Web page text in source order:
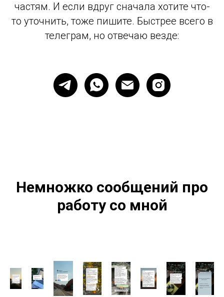
частям. И если вдруг сначала хотите что-
то уточнить, тоже пишите. Быстрее всего в
телеграм, но отвечаю везде:
Немножко сообщений про
работу со мной